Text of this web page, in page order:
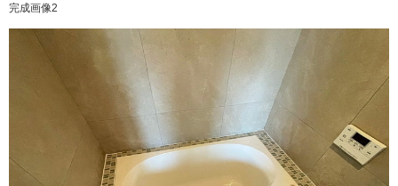
完成画像2